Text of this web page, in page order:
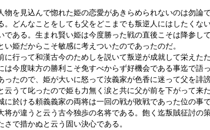
を見込んで惚れた姫の恋愛があきらめられないのは勿論
。どんなことをしても父をどこまでも叛逆人にはしたくな
である。生まれ賢い姫は今度勝った戦の直後こそは降参し
い姫だからこそ敏感に考えついたのであったのだ。
行って和漢古今のためしを説いて叛逆が成就して栄えた
は今度味方の勝利こそ免すべからず好機会である事迄で語
ったので、姫が大いに怒って汝義家が色香に迷って父を誹
云うて叱ったので姫も力無く涙と共に父が前を下がって来た
於ける頼義義家の両将は一回の戦が敗戦であった位の事
将が違うと云う古今独歩の名将である。飽く迄叛賊征討の
さで措かぬと云う固い決心である。